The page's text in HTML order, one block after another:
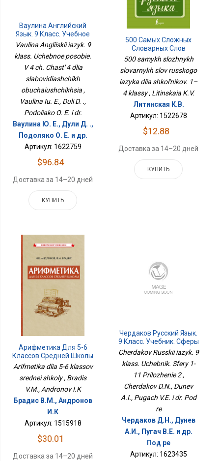
Ваулина Английский
Язык. 9 Класс. Учебное
Пособие. В 4 Ч. Часть 4
Для Слабовидящих
Обучающихся
Vaulina Angliiskii iazyk. 9
klass. Uchebnoe posobie.
V 4 ch. Chast' 4 dlia
slabovidiashchikh
obuchaiushchikhsia ,
Vaulina Iu. E., Duli D. .,
Podoliako O. E. i dr.
Ваулина Ю. Е., Дули Д. .,
Подоляко О. Е. и др.
Артикул: 1622759
$96.84
Доставка за 14–20 дней
КУПИТЬ
500 Самых Сложных
Словарных Слов
Русского Языка Для
Школьников. 1–4
Классы
500 samykh slozhnykh
slovarnykh slov russkogo
iazyka dlia shkol'nikov. 1–
4 klassy , Litinskaia K.V.
Литинская К.В.
Артикул: 1522678
$12.88
Доставка за 14–20 дней
КУПИТЬ
Арифметика Для 5-6
Классов Средней Школы
Arifmetika dlia 5-6 klassov
srednei shkoly , Bradis
V.M., Andronov I.K
Брадис В.М., Андронов
И.К
Артикул: 1515918
$30.01
Доставка за 14–20 дней
Чердаков Русский Язык.
9 Класс. Учебник. Сферы
1-11 Приложение 2
Cherdakov Russkii iazyk. 9
klass. Uchebnik. Sfery 1-
11 Prilozhenie 2 ,
Cherdakov D.N., Dunev
A.I., Pugach V.E. i dr. Pod
re
Чердаков Д.Н., Дунев
А.И., Пугач В.Е. и др.
Под ре
Артикул: 1623435